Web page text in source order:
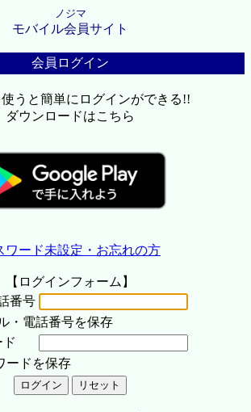
ノジマ
モバイル会員サイト
会員ログイン
うと簡単にログインができる!!
ダウンロードはこちら
ワード未設定・お忘れの方
【ログインフォーム】
番号
・電話番号を保存
ードを保存